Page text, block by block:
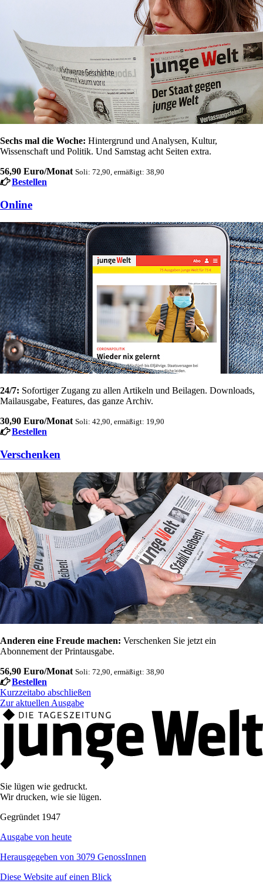
Sechs mal die Woche: Hintergrund und Analysen, Kultur,
Wissenschaft und Politik. Und Samstag acht Seiten extra.
56,90 Euro/Monat Soli: 72,90, ermäßigt: 38,90
Bestellen
Online
24/7: Sofortiger Zugang zu allen Artikeln und Beilagen. Downloads,
Mailausgabe, Features, das ganze Archiv.
30,90 Euro/Monat Soli: 42,90, ermäßigt: 19,90
Bestellen
Verschenken
Anderen eine Freude machen: Verschenken Sie jetzt ein
Abonnement der Printausgabe.
56,90 Euro/Monat Soli: 72,90, ermäßigt: 38,90
Bestellen
Kurzzeitabo abschließen
Zur aktuellen Ausgabe
Sie lügen wie gedruckt.
Wir drucken, wie sie lügen.
Gegründet 1947
Ausgabe von heute
Herausgegeben von 3079 GenossInnen
Diese Website auf einen Blick